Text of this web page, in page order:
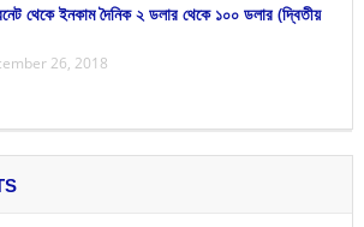
থেকে ইনকাম দৈনিক ২ ডলার থেকে ১০০ ডলার (দ্বিতীয়
26, 2018